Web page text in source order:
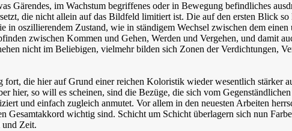
Gärendes, im Wachstum begriffenes oder in Bewegung befindliches
die nicht allein auf das Bildfeld limitiert ist. Die auf den ersten Blick so
oszillierendem Zustand, wie in ständigem Wechsel zwischen dem einen
zwischen Kommen und Gehen, Werden und Vergehen, und damit
nicht im Beliebigen, vielmehr bilden sich Zonen der Verdichtungen,
die hier auf Grund einer reichen Koloristik wieder wesentlich stärker
hier, so will es scheinen, sind die Bezüge, die sich vom
und einfach zugleich anmutet. Vor allem in den neuesten Arbeiten
Gesamtakkord wichtig sind. Schicht um Schicht überlagern sich nun
und Zeit.